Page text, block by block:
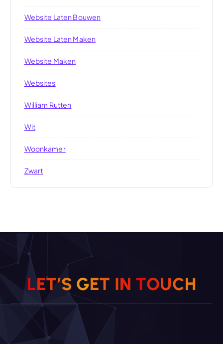
Website Laten Bouwen
Website Laten Maken
Website Maken
Websites
William Rutten
Wit
Woonkamer
Zwart
LET’S GET IN TOUCH